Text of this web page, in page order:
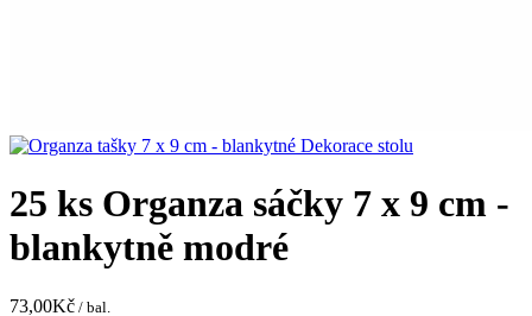
25 ks Organza sáčky 7 x 9 cm -
blankytně modré
73,00Kč / bal.